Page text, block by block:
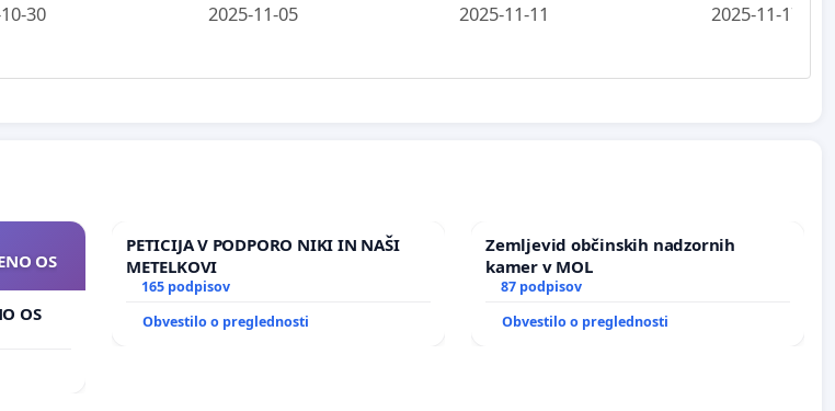
30 2025-11-05 2025-11-11 2025-11-17
OS
OS
PETICIJA V PODPORO NIKI IN NAŠI
METELKOVI
165 podpisov
Obvestilo o preglednosti
Zemljevid občinskih nadzornih
kamer v MOL
87 podpisov
Obvestilo o preglednosti